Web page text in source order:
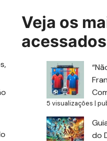
Veja os
acessados
5 visualizações |
do